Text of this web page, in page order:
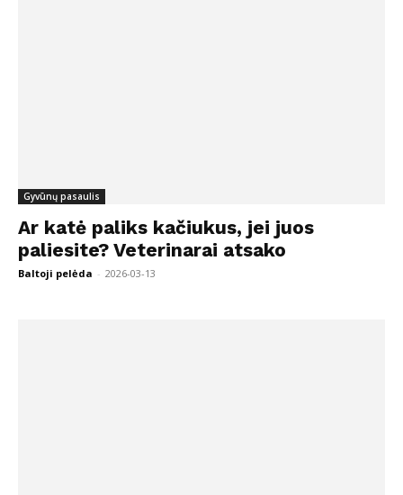
Gyvūnų pasaulis
Ar katė paliks kačiukus, jei juos
paliesite? Veterinarai atsako
Baltoji pelėda - 2026-03-13